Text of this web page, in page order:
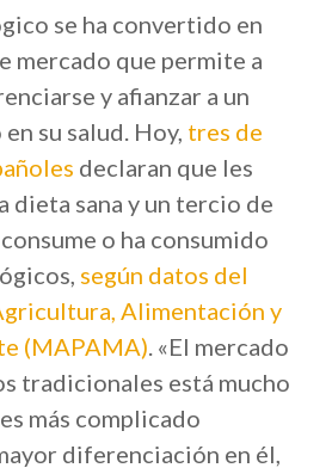
se ha convertido en
mercado que permite a
y afianzar a un
su salud. Hoy, tres de
declaran que les
dieta sana y un tercio de
o ha consumido
según datos del
Alimentación y
(MAPAMA). «El mercado
tradicionales está mucho
más complicado
diferenciación en él,